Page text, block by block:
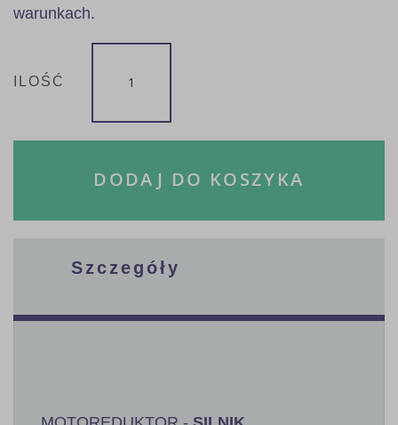
warunkach.
ILOŚĆ
DODAJ DO KOSZYKA
Szczegóły